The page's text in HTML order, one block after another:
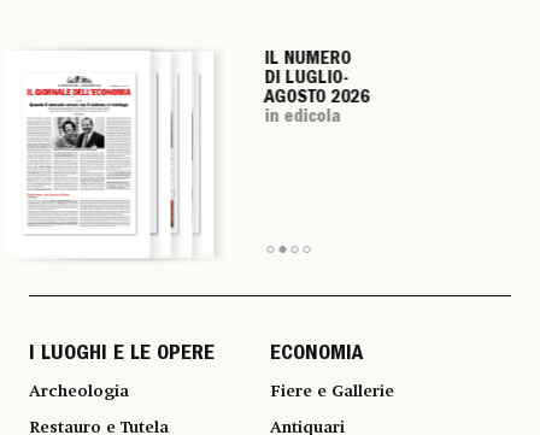
IL NUMERO
DI LUGLIO-
AGOSTO 2026
in edicola
IL NUMERO
DI LUGLIO-
AGOSTO 2026
in edicola
IL NUMERO
DI LUGLIO-
AGOSTO 2026
in edicola
IL NUMERO
DI LUGLIO-
AGOSTO 2026
in edicola
I LUOGHI E LE OPERE
Archeologia
Restauro e Tutela
ECONOMIA
Fiere e Gallerie
Antiquari